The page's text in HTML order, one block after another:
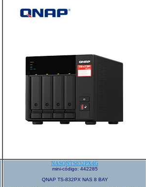
NASQNTS832PX4G
mini-código: 442285
QNAP TS-832PX NAS 8 BAY